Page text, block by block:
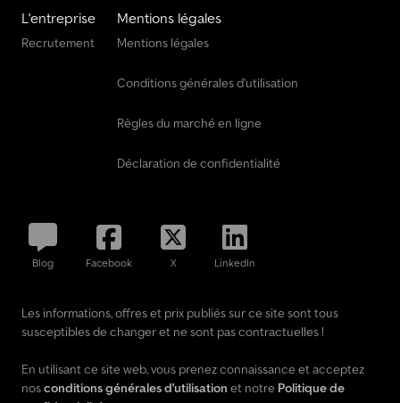
L'entreprise
Recrutement
Mentions légales
Mentions légales
Conditions générales d'utilisation
Règles du marché en ligne
Déclaration de confidentialité
Blog Facebook X LinkedIn
Les informations, offres et prix publiés sur ce site sont tous
susceptibles de changer et ne sont pas contractuelles !
En utilisant ce site web, vous prenez connaissance et acceptez
nosconditions générales d'utilisation et notre Politique de